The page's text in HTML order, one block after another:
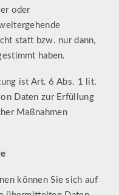
oder
statt bzw. nur dann,
haben.
ist Art. 6 Abs. 1 lit.
Daten zur Erfüllung
Maßnahmen
können Sie sich auf